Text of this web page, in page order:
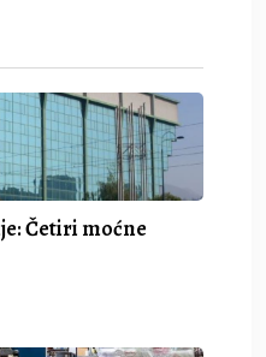
Četiri moćne